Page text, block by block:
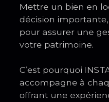
Mettre un bien en
décision
pour assurer une
votre patrimoine.
C’est pourquoi
accompagne à
offrant une